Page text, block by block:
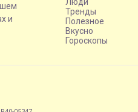
и
Тренды
Полезное
Вкусно
Гороскопы